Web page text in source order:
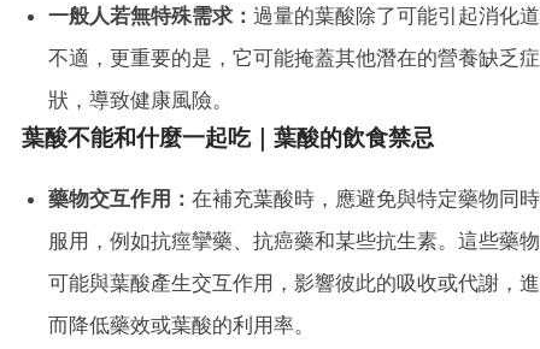
一般人若無特殊需求： 過量的葉酸除了可能引起消化道
不適，更重要的是，它可能掩蓋其他潛在的營養缺乏症
狀，導致健康風險。
葉酸不能和什麼一起吃｜葉酸的飲食禁忌
藥物交互作用： 在補充葉酸時，應避免與特定藥物同時
服用，例如抗痙攣藥、抗癌藥和某些抗生素。這些藥物
可能與葉酸產生交互作用，影響彼此的吸收或代謝，進
而降低藥效或葉酸的利用率。